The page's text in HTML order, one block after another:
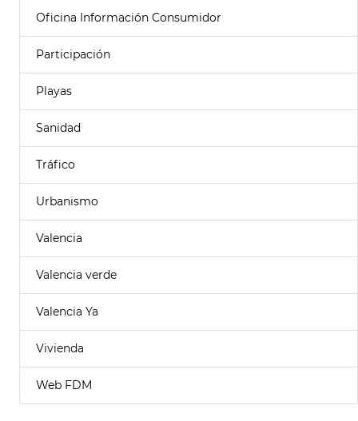
Oficina Información Consumidor
Participación
Playas
Sanidad
Tráfico
Urbanismo
Valencia
Valencia verde
Valencia Ya
Vivienda
Web FDM